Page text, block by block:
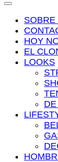
SOBRE
HOY
EL
LOOKS